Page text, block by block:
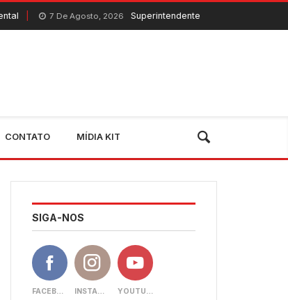
2026 Superintendente do Banco do Nordeste visita
CONTATO MÍDIA KIT
SIGA-NOS
FACEBOOK INSTAGRAM YOUTUBE